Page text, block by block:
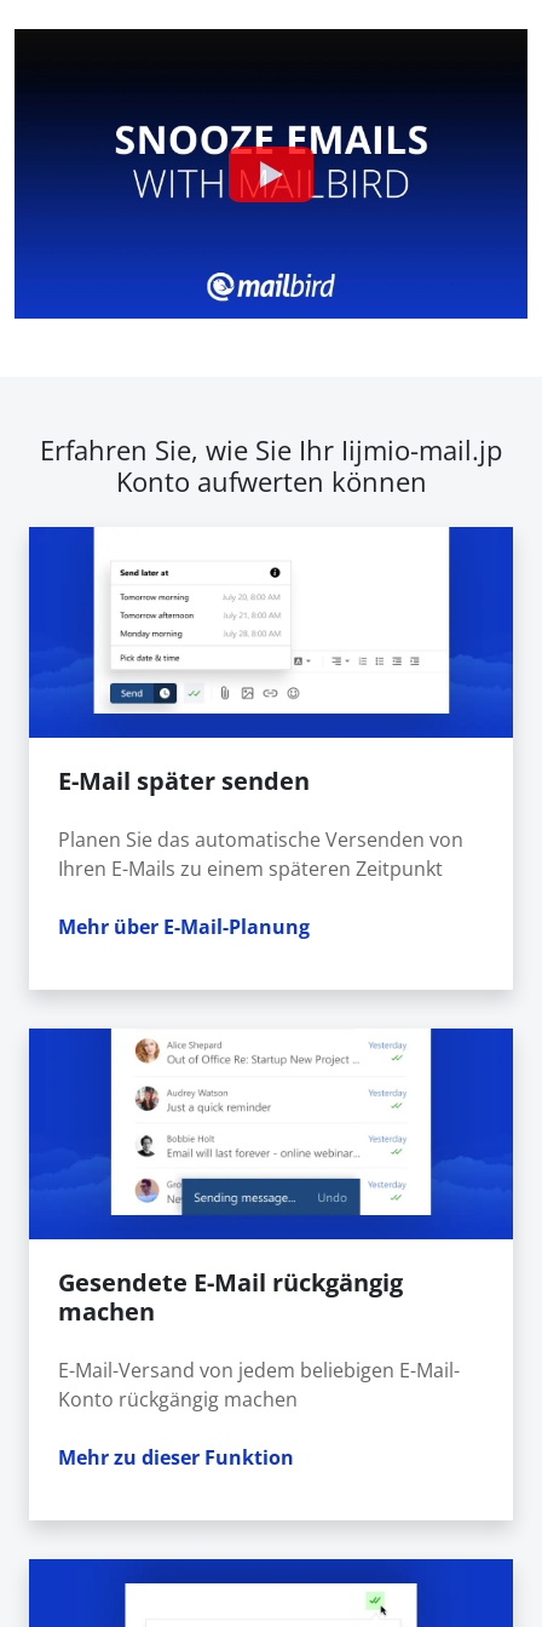
Erfahren Sie, wie Sie Ihr Iijmio-mail.jp
Konto aufwerten können
E-Mail später senden
Planen Sie das automatische Versenden von
Ihren E-Mails zu einem späteren Zeitpunkt
Mehr über E-Mail-Planung
Gesendete E-Mail rückgängig
machen
E-Mail-Versand von jedem beliebigen E-Mail-
Konto rückgängig machen
Mehr zu dieser Funktion